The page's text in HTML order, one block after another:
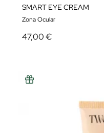
SMART EYE CREAM
Zona Ocular
47,00 €